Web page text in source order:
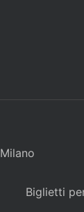
Milano
Biglietti